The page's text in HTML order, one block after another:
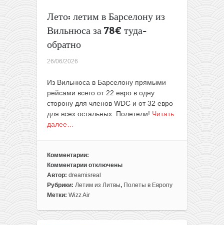
Лето: летим в Барселону из
Вильнюса за 78€ туда-
обратно
26/06/2026
Из Вильнюса в Барселону прямыми
рейсами всего от 22 евро в одну
сторону для членов WDС и от 32 евро
для всех остальных. Полетели! Читать
далее…
Комментарии:
Комментарии
к
записи
Лето:
отключены
Автор: dreamisreal
Рубрики: Летим из Литвы, Полеты в Европу
Метки: Wizz Air